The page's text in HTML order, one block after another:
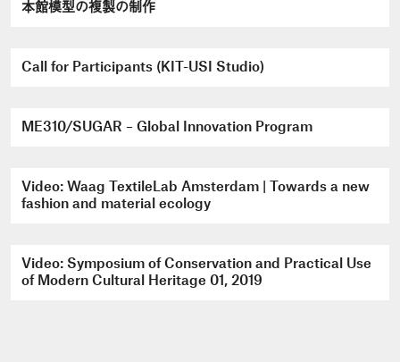
本館模型の複製の制作
Call for Participants (KIT-USI Studio)
ME310/SUGAR – Global Innovation Program
Video: Waag TextileLab Amsterdam | Towards a new
fashion and material ecology
Video: Symposium of Conservation and Practical Use
of Modern Cultural Heritage 01, 2019